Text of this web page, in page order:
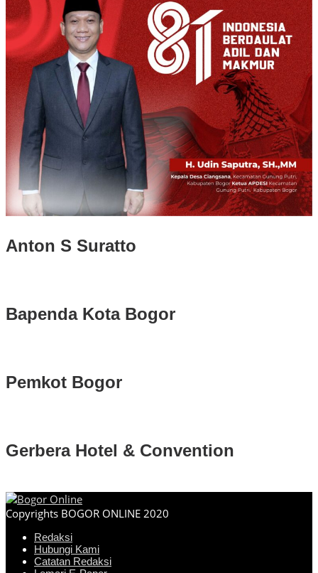
Anton S Suratto
Bapenda Kota Bogor
Pemkot Bogor
Gerbera Hotel & Convention
Copyrights BOGOR ONLINE 2020
Redaksi
Hubungi Kami
Catatan Redaksi